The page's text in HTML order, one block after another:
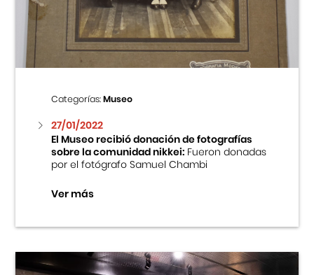
Centro Cultural Peruano Japonés
Museo de la Inmigración Japonesa
Fondo Editorial
Teatro Peruano Japonés
Categorías:Museo
27/01/2022
El Museo recibió donación de fotografías
sobre la comunidad nikkei:Fueron donadas
por el fotógrafo Samuel Chambi
Ver más